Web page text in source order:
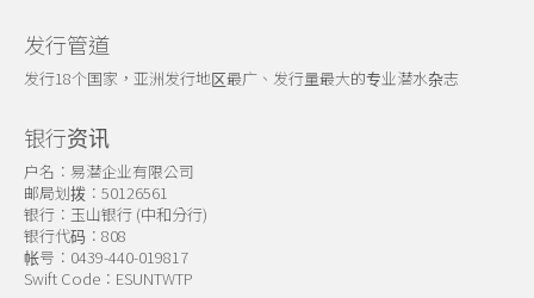
发行管道
发行18个国家，亚洲发行地区最广、发行量最大的专业潜水杂志
银行资讯
户名：易潜企业有限公司
邮局划拨：50126561
银行：玉山银行 (中和分行)
银行代码：808
帐号：0439-440-019817
Swift Code：ESUNTWTP